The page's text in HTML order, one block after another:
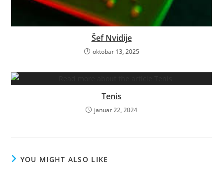
Šef Nvidije
oktobar 13, 2025
Tenis
januar 22, 2024
YOU MIGHT ALSO LIKE